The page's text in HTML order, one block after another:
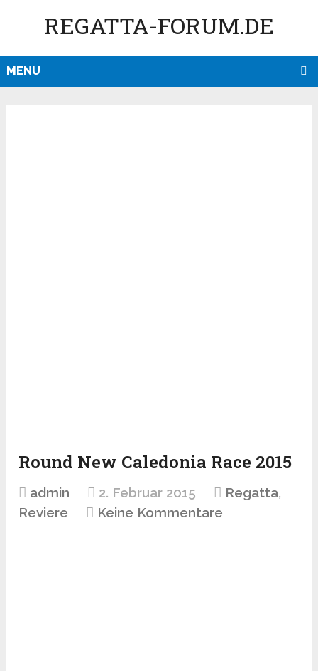
REGATTA-FORUM.DE
MENU
Round New Caledonia Race 2015
admin 2. Februar 2015 Regatta,
Reviere
Keine Kommentare